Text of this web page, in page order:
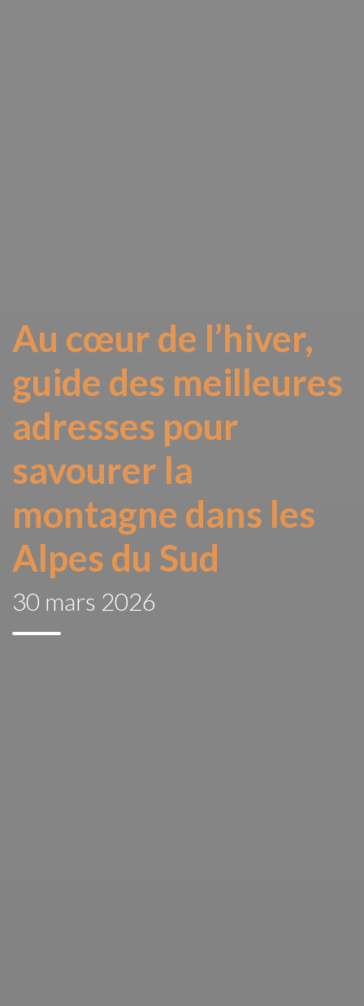
Au cœur de l’hiver,
guide des meilleures
adresses pour
savourer la
montagne dans les
Alpes du Sud
30 mars 2026